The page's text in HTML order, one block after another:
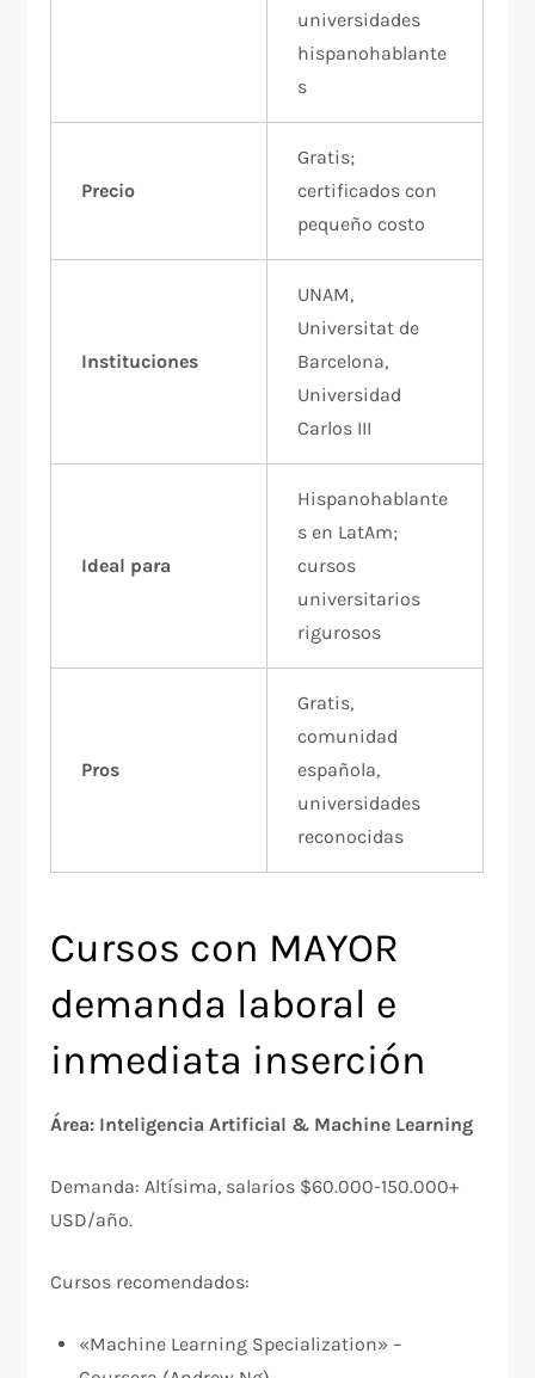
universidades
hispanohablante
s
Precio
Gratis;
certificados con
pequeño costo
Instituciones
UNAM,
Universitat de
Barcelona,
Universidad
Carlos III
Ideal para
Hispanohablante
s en LatAm;
cursos
universitarios
rigurosos
Pros
Gratis,
comunidad
española,
universidades
reconocidas
Cursos con MAYOR
demanda laboral e
inmediata inserción
Área: Inteligencia Artificial & Machine Learning
Demanda: Altísima, salarios $60.000-150.000+
USD/año.​
Cursos recomendados:
«Machine Learning Specialization» –